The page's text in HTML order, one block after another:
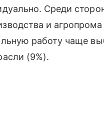
Среди
и агропрома
работу чаще
(9%).